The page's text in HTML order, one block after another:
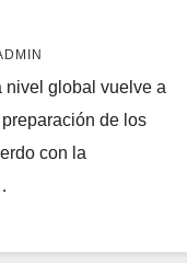
nivel global vuelve a
de los
con la